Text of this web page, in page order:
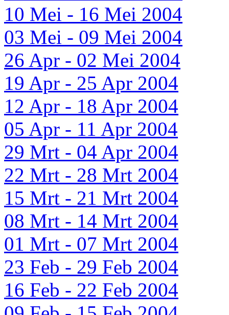
10 Mei - 16 Mei 2004
03 Mei - 09 Mei 2004
26 Apr - 02 Mei 2004
19 Apr - 25 Apr 2004
12 Apr - 18 Apr 2004
05 Apr - 11 Apr 2004
29 Mrt - 04 Apr 2004
22 Mrt - 28 Mrt 2004
15 Mrt - 21 Mrt 2004
08 Mrt - 14 Mrt 2004
01 Mrt - 07 Mrt 2004
23 Feb - 29 Feb 2004
16 Feb - 22 Feb 2004